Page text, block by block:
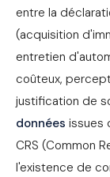
entre la
(acquisition
entretien
coûteux,
justification de
données issues
CRS (Common
l'existence de